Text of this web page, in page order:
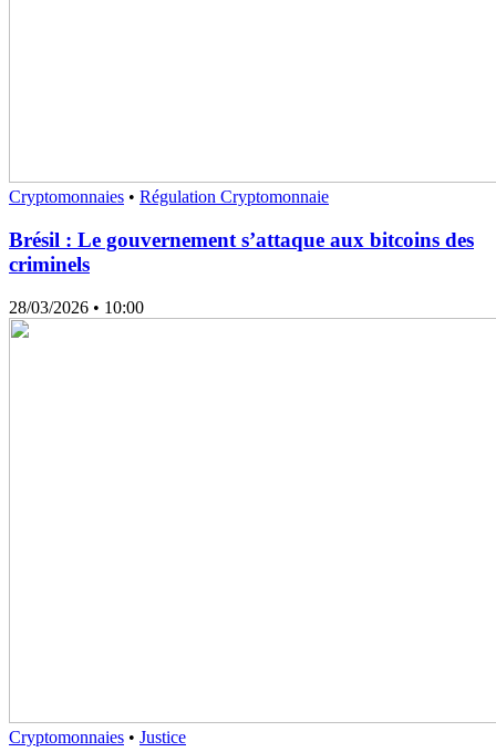
Cryptomonnaies • Régulation Cryptomonnaie
Brésil : Le gouvernement s’attaque aux bitcoins des
criminels
28/03/2026 • 10:00
Cryptomonnaies • Justice